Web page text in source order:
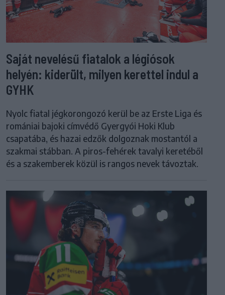
Saját nevelésű fiatalok a légiósok
helyén: kiderült, milyen kerettel indul a
GYHK
Nyolc fiatal jégkorongozó kerül be az Erste Liga és
romániai bajoki címvédő Gyergyói Hoki Klub
csapatába, és hazai edzők dolgoznak mostantól a
szakmai stábban. A piros-fehérek tavalyi keretéből
és a szakemberek közül is rangos nevek távoztak.